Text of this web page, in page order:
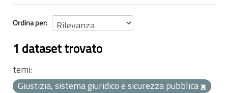
Ordina per
1 dataset trovato
temi:
Giustizia, sistema giuridico e sicurezza pubblica